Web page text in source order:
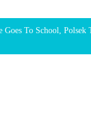
Goes To School, Polsek